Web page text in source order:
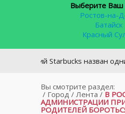
Выберите Ваш
Ростов-на-
Батайск
Красный
Starbucks назван одним из
Вы смотрите раздел:
/ Город/ Лента / В
АДМИНИСТРАЦИИ
РОДИТЕЛЕЙ